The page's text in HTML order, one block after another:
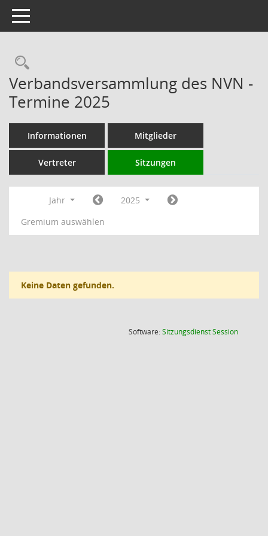
Toggle navigation
Rechercheauswahl
Verbandsversammlung des NVN -
Termine 2025
Informationen Mitglieder
Vertreter Sitzungen
Jahr
2025
Gremium auswählen
Keine Daten gefunden.
Software:SitzungsdienstSession(Wird in